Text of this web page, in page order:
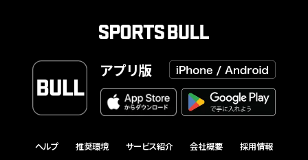
アプリ版
ヘルプ 推奨環境 サービス紹介 会社概要
採用情報